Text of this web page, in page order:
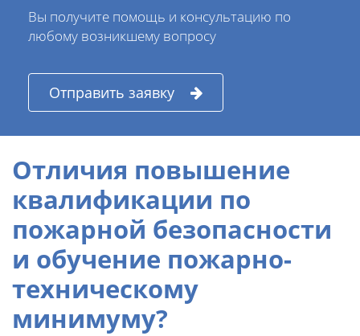
Вы получите помощь и консультацию по
любому возникшему вопросу
Отправить заявку
Отличия повышение
квалификации по
пожарной безопасности
и обучение пожарно-
техническому
минимуму?